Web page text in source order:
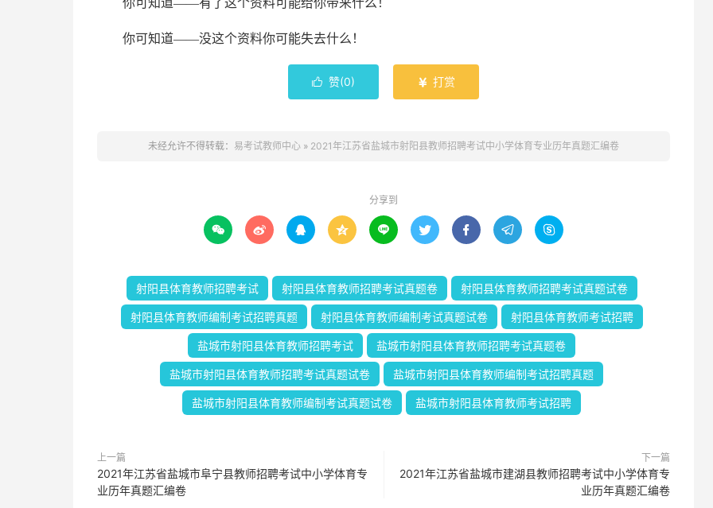
你可知道——有了这个资料可能给你带来什么！
你可知道——没这个资料你可能失去什么 ！
 赞(0)  打赏
未经允许不得转载： 易考试教师中心 » 2021年江苏省盐城市射阳县教师招聘考试中小学体育专业历年真题汇编卷
分享到
        
射阳县体育教师招聘考试 射阳县体育教师招聘考试真题卷 射阳县体育教师招聘考试真题试卷
射阳县体育教师编制考试招聘真题 射阳县体育教师编制考试真题试卷 射阳县体育教师考试招聘
盐城市射阳县体育教师招聘考试 盐城市射阳县体育教师招聘考试真题卷
盐城市射阳县体育教师招聘考试真题试卷 盐城市射阳县体育教师编制考试招聘真题
盐城市射阳县体育教师编制考试真题试卷 盐城市射阳县体育教师考试招聘
上一篇
2021年江苏省盐城市阜宁县教师招聘考试中小学体育专
业历年真题汇编卷
下一篇
2021年江苏省盐城市建湖县教师招聘考试中小学体育专
业历年真题汇编卷